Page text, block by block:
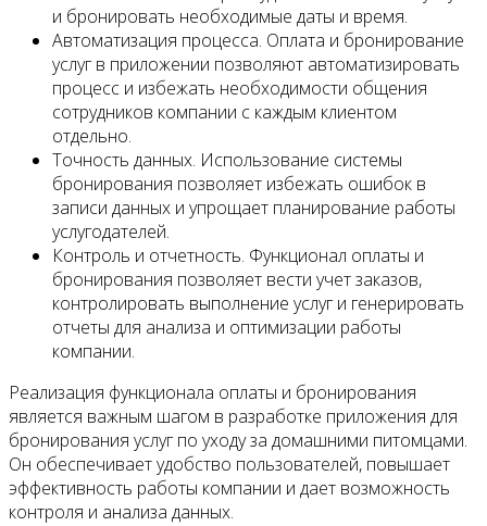
и бронировать необходимые даты и время.
Автоматизация процесса. Оплата и бронирование
услуг в приложении позволяют автоматизировать
процесс и избежать необходимости общения
сотрудников компании с каждым клиентом
отдельно.
Точность данных. Использование системы
бронирования позволяет избежать ошибок в
записи данных и упрощает планирование работы
услугодателей.
Контроль и отчетность. Функционал оплаты и
бронирования позволяет вести учет заказов,
контролировать выполнение услуг и генерировать
отчеты для анализа и оптимизации работы
компании.
Реализация функционала оплаты и бронирования
является важным шагом в разработке приложения для
бронирования услуг по уходу за домашними питомцами.
Он обеспечивает удобство пользователей, повышает
эффективность работы компании и дает возможность
контроля и анализа данных.